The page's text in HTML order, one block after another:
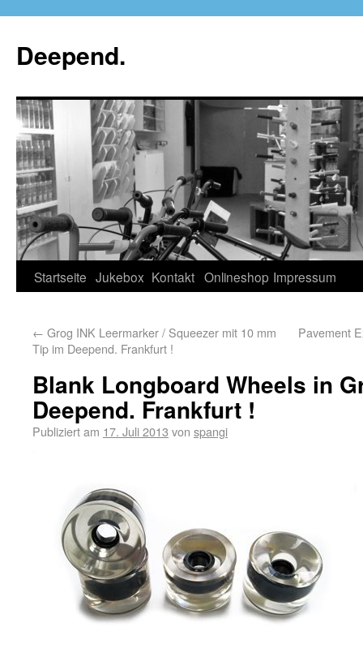
Deepend.
Startseite Jukebox Kontakt Onlineshop Impressum
← Grog INK Leermarker / Squeezer mit 10 mm
Tip im Deepend. Frankfurt !
Pavement
Blank Longboard Wheels in
Deepend. Frankfurt !
Publiziert am 17. Juli 2013 von spangi